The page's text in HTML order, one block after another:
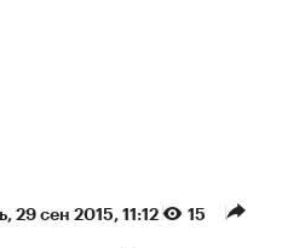
⁠, 29 сен 2015, 11:12 15